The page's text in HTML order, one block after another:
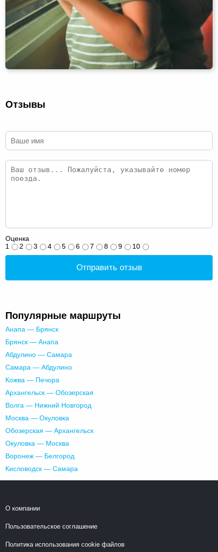
Отзывы
Оценка
1
2 3 4 5 6 7 8 9 10
Отправить отзыв
Популярные маршруты
Анапа — Брянск
Брянск — Анапа
Абдулино — Самара
Самара — Абдулино
Кожва — Печора
Архангельск — Обозерская
Волга — Нижний Новгород
Москва — Окуловка
Обозерская — Архангельск
Окуловка — Москва
Воронеж — Белгород
Кисловодск — Самара
О компании
Пользовательское соглашение
Политика использования cookie файлов